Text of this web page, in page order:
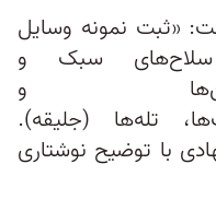
«ثبت نمونه‌ وسایل
سلاح‌های سبک و
و
تله‌ها (جلیقه).
با توضیح نوشتاری